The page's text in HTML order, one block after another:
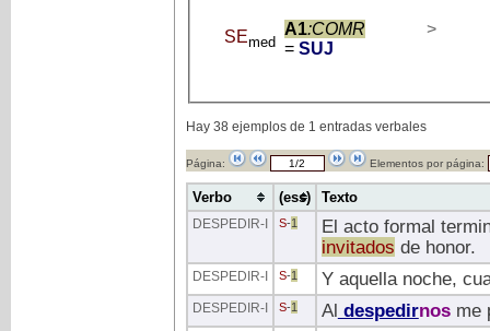
SEmed
A1:COMR
= SUJ
>
Hay 38 ejemplos de 1 entradas verbales
Página: Elementos por página:
Verbo (ess) Texto
DESPEDIR-I S-1
El acto formal
invitados de honor.
DESPEDIR-I S-1 Y aquella noche,
DESPEDIR-I S-1 Al despedirnosme